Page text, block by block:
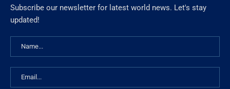
Subscribe our newsletter for latest world news. Let's stay
updated!